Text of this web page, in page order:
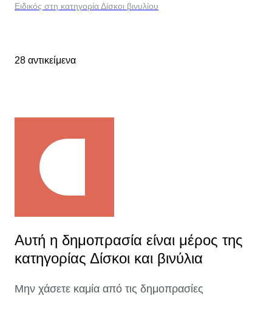
Ειδικός στη κατηγορία Δίσκοι βινυλίου
28 αντικείμενα
Αυτή η δημοπρασία είναι μέρος της
κατηγορίας Δίσκοι και βινύλια
Μην χάσετε καμία από τις δημοπρασίες